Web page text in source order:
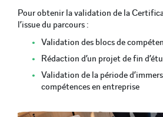
Pour obtenir la validation de la
l’issue du parcours :
Validation des blocs de
Rédaction d’un projet de fin
Validation de la période
compétences en entreprise